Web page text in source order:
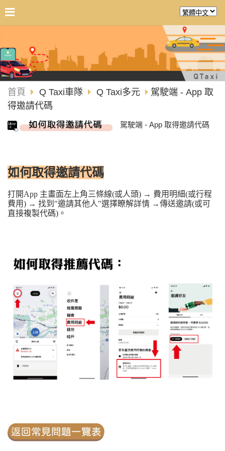
首頁 Q Taxi車隊 Q Taxi多元
駕駛端 - App 取
得邀請代碼
駕駛端 - App 取得邀請代碼
如何取得邀請代碼
打開App 主畫面左上角三條線(或人頭) → 費用明細(或行程
費用) → 找到"邀請其他人"選擇瞭解詳情 →傳送邀請(或可
直接複製代碼)。